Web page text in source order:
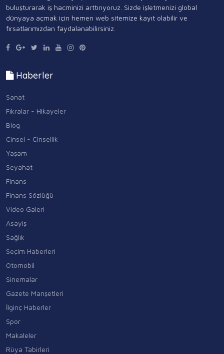
buluşturarak iş hacminizi arttırıyoruz. Sizde işletmenizi global
dünyaya açmak için hemen web sitemize kayıt olabilir ve
fırsatlarımızdan faydalanabilirsiniz.
Haberler
Sanat
Fıkralar - Hikayeler
Blog
Cinsel - Cinsellik
Yaşam
Seyahat
Finans
Finans Sözlüğü
Video Galeri
Asayiş
Sağlık
Seçim Haberleri
Otomobil
Sinemalar
Gazete Manşetleri
İlginç Haberler
Spor
Makaleler
Rüya Tabirleri